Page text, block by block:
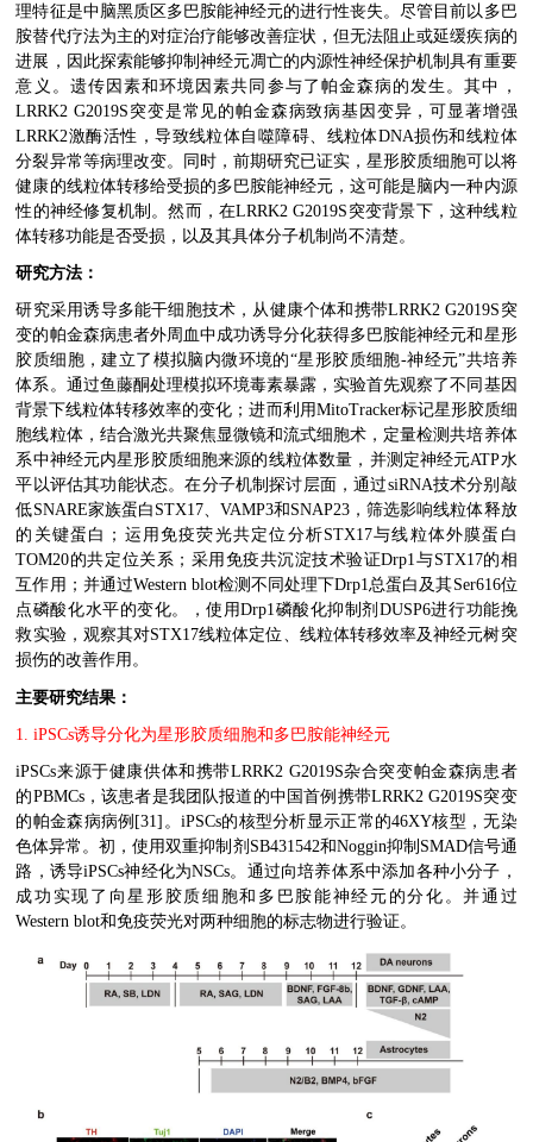
理特征是中脑黑质区多巴胺能神经元的进行性丧失。尽管目前以多巴
胺替代疗法为主的对症治疗能够改善症状，但无法阻止或延缓疾病的
进展，因此探索能够抑制神经元凋亡的内源性神经保护机制具有重要
意义。遗传因素和环境因素共同参与了帕金森病的发生。其中，
LRRK2 G2019S 突变是常见的帕金森病致病基因变异，可显著增强
LRRK2激酶活性，导致线粒体自噬障碍、线粒体DNA损伤和线粒体
分裂异常等病理改变。同时，前期研究已证实，星形胶质细胞可以将
健康的线粒体转移给受损的多巴胺能神经元，这可能是脑内一种内源
性的神经修复机制。然而，在LRRK2 G2019S 突变背景下，这种线粒
体转移功能是否受损，以及其具体分子机制尚不清楚。
研究方法：
研究采用诱导多能干细胞技术，从健康个体和携带LRRK2 G2019S 突
变的帕金森病患者外周血中成功诱导分化获得多巴胺能神经元和星形
胶质细胞，建立了模拟脑内微环境的“星形胶质细胞-神经元”共培养
体系。通过鱼藤酮处理模拟环境毒素暴露，实验首先观察了不同基因
背景下线粒体转移效率的变化；进而利用MitoTracker标记星形胶质细
胞线粒体，结合激光共聚焦显微镜和流式细胞术，定量检测共培养体
系中神经元内星形胶质细胞来源的线粒体数量，并测定神经元ATP水
平以评估其功能状态。在分子机制探讨层面，通过siRNA技术分别敲
低SNARE家族蛋白 STX17、 VAMP3和 SNAP23 ，筛选影响线粒体释放
的关键蛋白；运用免疫荧光共定位分析STX17与线粒体外膜蛋白
TOM20的共定位关系；采用免疫共沉淀技术验证Drp1与STX17的相
互作用；并通过Western blot检测不同处理下Drp1总蛋白及其Ser616位
点磷酸化水平的变化。，使用Drp1磷酸化抑制剂 DUSP6进行功能挽
救实验，观察其对STX17线粒体定位、线粒体转移效率及神经元树突
损伤的改善作用。
主要研究结果 ：
1. iPSCs诱导分化为星形胶质细胞和多巴胺能神经元
iPSCs来源于健康供体和携带LRRK2 G2019S杂合突变帕金森病患者
的PBMCs，该患者是我团队报道的中国首例携带LRRK2 G2019S突变
的帕金森病病例 [31] 。iPSCs的核型分析显示正常的46XY核型，无染
色体异常。初，使用双重抑制剂 SB431542和Noggin抑制 SMAD信号通
路，诱导iPSCs神经化为NSCs。通过向培养体系中添加各种小分子，
成功实现了向星形胶质细胞和多巴胺能神经元的分化。并通过
Western blot和免疫荧光对两种细胞的标志物进行验证。